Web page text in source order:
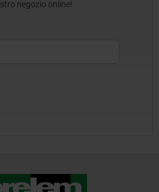
negozio online!